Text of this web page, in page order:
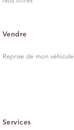
Vendre
Reprise de mon véhicule
Services